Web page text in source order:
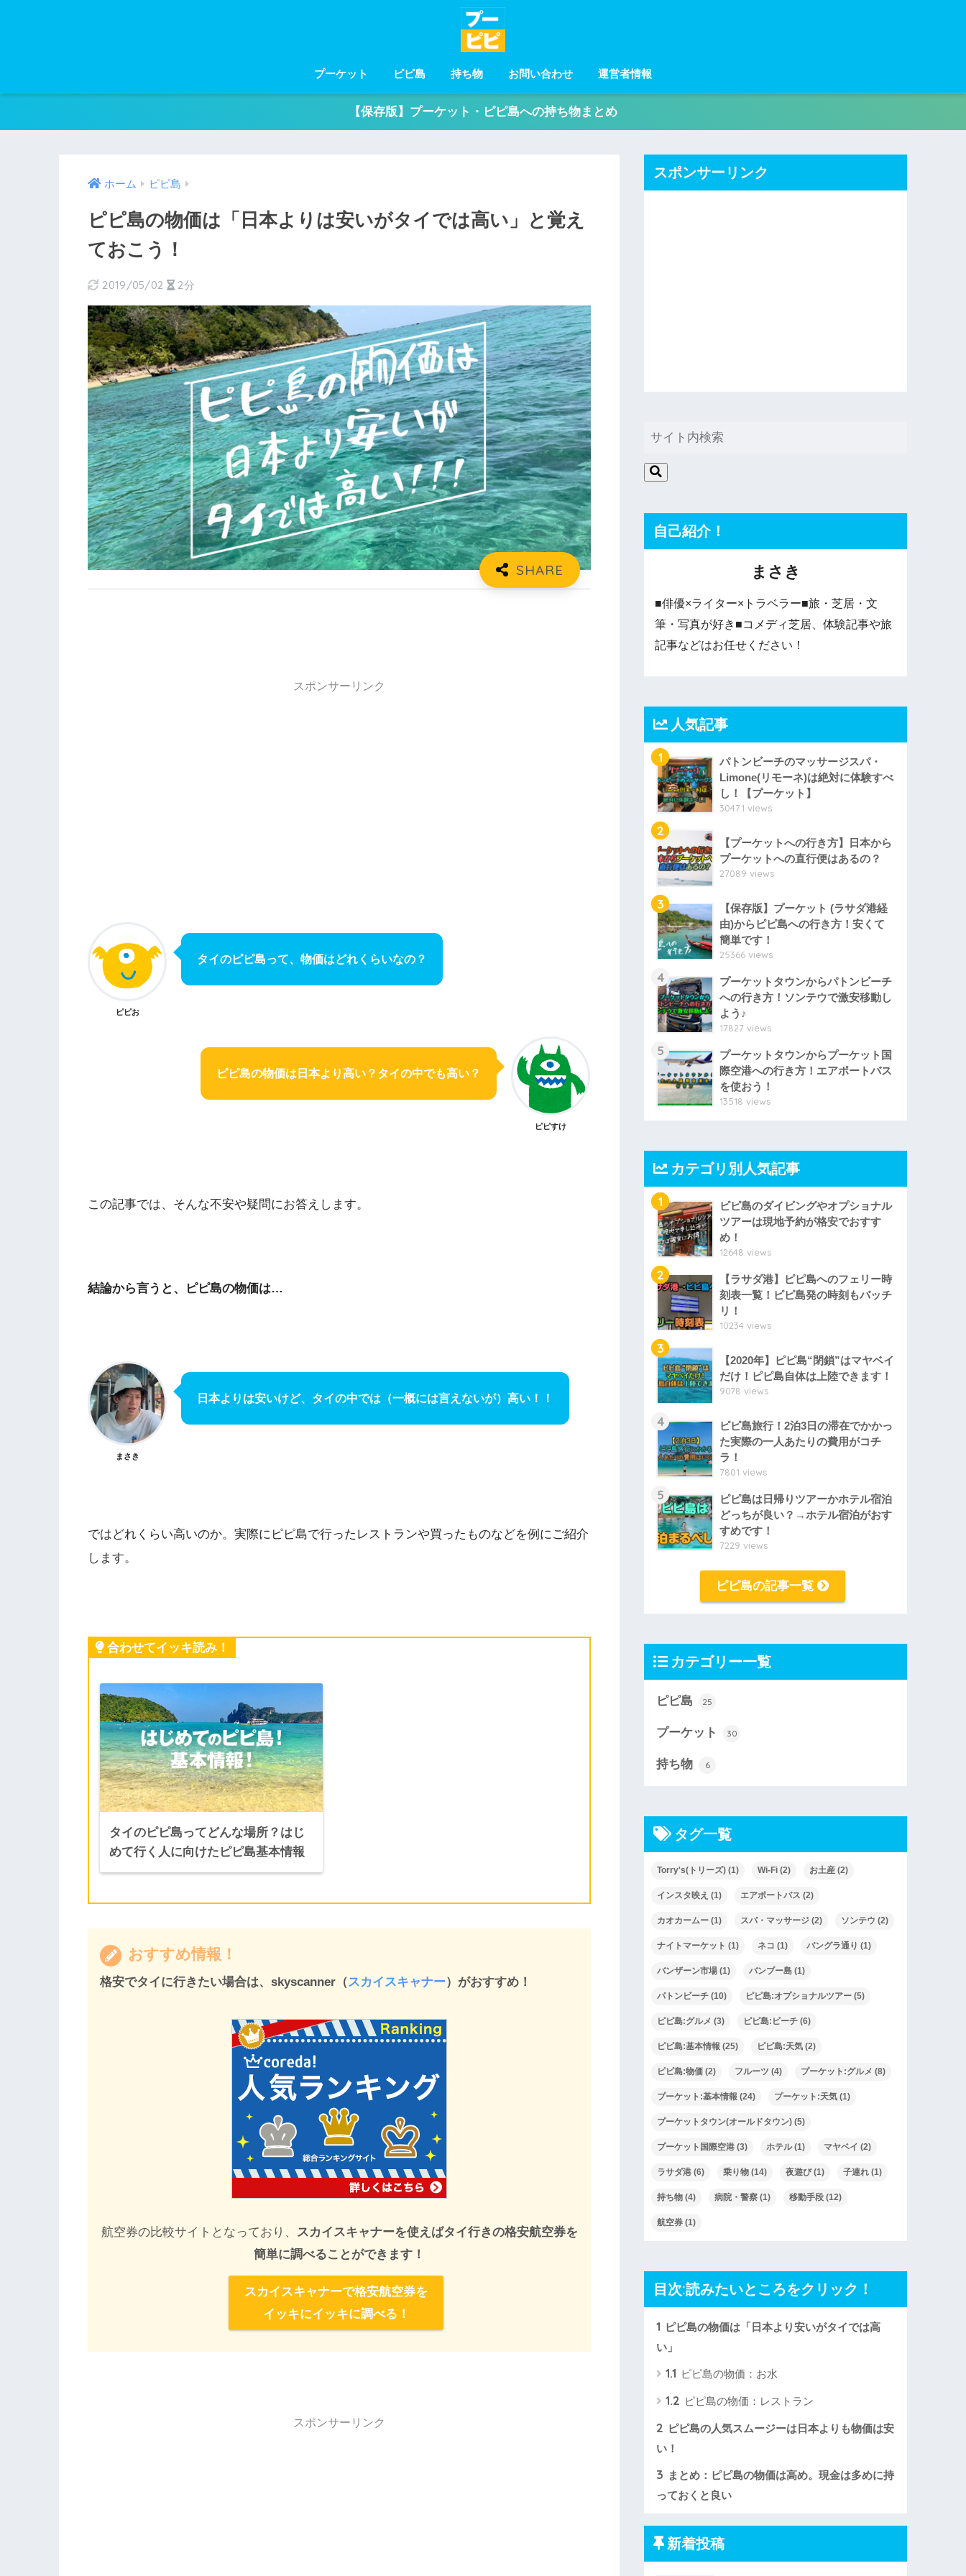
プーケット ピピ島 持ち物 お問い合わせ 運営者情報
【保存版】プーケット・ピピ島への持ち物まとめ
ホーム ピピ島
ピピ島の物価は「日本よりは安いがタイでは高い」と覚え
ておこう！
2019/05/02 2分
スポンサーリンク
ピピお
タイのピピ島って、物価はどれくらいなの？
ピピ島の物価は日本より高い？タイの中でも高い？
ピピすけ
この記事では、そんな不安や疑問にお答えします。
結論から言うと、ピピ島の物価は…
まさき
日本よりは安いけど、タイの中では（一概には言えないが）高い！！
ではどれくらい高いのか。実際にピピ島で行ったレストランや買ったものなどを例にご紹介
します。
合わせてイッキ読み！
タイのピピ島ってどんな場所？はじ
めて行く人に向けたピピ島基本情報
おすすめ情報！
格安でタイに行きたい場合は、skyscanner（スカイスキャナー）がおすすめ！
航空券の比較サイトとなっており、 スカイスキャナーを使えばタイ行きの格安航空券を
簡単に調べることができます！
スカイスキャナーで格安航空券を
イッキにイッキに調べる！
スポンサーリンク
スポンサーリンク
自己紹介！
まさき
■俳優×ライター×トラベラー■旅・芝居・文
筆・写真が好き■コメディ芝居、体験記事や旅
記事などはお任せください！
人気記事
1
パトンビーチのマッサージスパ・
Limone(リモーネ)は絶対に体験すべ
し！【プーケット】
30471 views
2
【プーケットへの行き方】日本から
プーケットへの直行便はあるの？
27089 views
3
【保存版】プーケット (ラサダ港経
由)からピピ島への行き方！安くて
簡単です！
25366 views
4
プーケットタウンからパトンビーチ
への行き方！ソンテウで激安移動し
よう♪
17827 views
5
プーケットタウンからプーケット国
際空港への行き方！エアポートバス
を使おう！
13518 views
カテゴリ別人気記事
1
ピピ島のダイビングやオプショナル
ツアーは現地予約が格安でおすす
め！
12648 views
2
【ラサダ港】ピピ島へのフェリー時
刻表一覧！ピピ島発の時刻もバッチ
リ！
10234 views
3
【2020年】ピピ島“閉鎖”はマヤベイ
だけ！ピピ島自体は上陸できます！
9078 views
4
ピピ島旅行！2泊3日の滞在でかかっ
た実際の一人あたりの費用がコチ
ラ！
7801 views
5
ピピ島は日帰りツアーかホテル宿泊
どっちが良い？→ホテル宿泊がおす
すめです！
7229 views
ピピ島の記事一覧
カテゴリー一覧
ピピ島 25
プーケット 30
持ち物 6
タグ一覧
Torry's(トリーズ) (1) Wi-Fi (2) お土産 (2)
インスタ映え (1) エアポートバス (2)
カオカームー (1) スパ・マッサージ (2) ソンテウ (2)
ナイトマーケット (1) ネコ (1) バングラ通り (1)
バンザーン市場 (1) バンブー島 (1)
パトンビーチ (10) ピピ島:オプショナルツアー (5)
ピピ島:グルメ (3) ピピ島:ビーチ (6)
ピピ島:基本情報 (25) ピピ島:天気 (2)
ピピ島:物価 (2) フルーツ (4) プーケット:グルメ (8)
プーケット:基本情報 (24) プーケット:天気 (1)
プーケットタウン(オールドタウン) (5)
プーケット国際空港 (3) ホテル(1) マヤベイ (2)
ラサダ港 (6) 乗り物 (14) 夜遊び(1) 子連れ (1)
持ち物 (4) 病院・警察 (1) 移動手段 (12)
航空券 (1)
目次:読みたいところをクリック！
1 ピピ島の物価は「日本より安いがタイでは高
い」
1.1 ピピ島の物価：お水
1.2 ピピ島の物価：レストラン
2 ピピ島の人気スムージーは日本よりも物価は安
い！
3 まとめ：ピピ島の物価は高め。現金は多めに持
っておくと良い
新着投稿